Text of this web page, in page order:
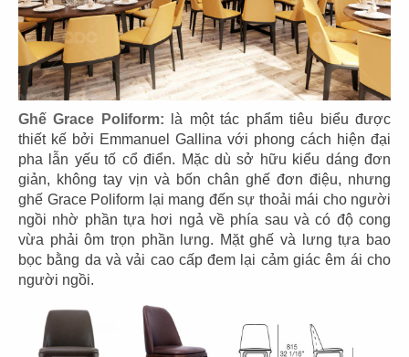
Ghế Grace Poliform: là một tác phẩm tiêu biểu được
thiết kế bởi Emmanuel Gallina với phong cách hiện đại
pha lẫn yếu tố cổ điển. Mặc dù sở hữu kiểu dáng đơn
giản, không tay vịn và bốn chân ghế đơn điệu, nhưng
ghế Grace Poliform lại mang đến sự thoải mái cho người
ngồi nhờ phần tựa hơi ngả về phía sau và có độ cong
vừa phải ôm trọn phần lưng. Mặt ghế và lưng tựa bao
bọc bằng da và vải cao cấp đem lại cảm giác êm ái cho
người ngồi.
55
BẮC KIM THANG
CN Crescent Mall
56
BẮC KIM THANG
CN Estella Palace
57
SOM TUM THAI
CN Vincom 3/2
58
SOM TUM THAI